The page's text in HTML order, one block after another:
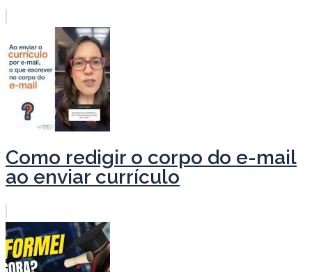
Como redigir o corpo do e-mail
ao enviar currículo